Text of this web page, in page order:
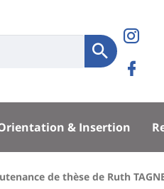
Soumettre
& Insertion
de thèse de Ruth